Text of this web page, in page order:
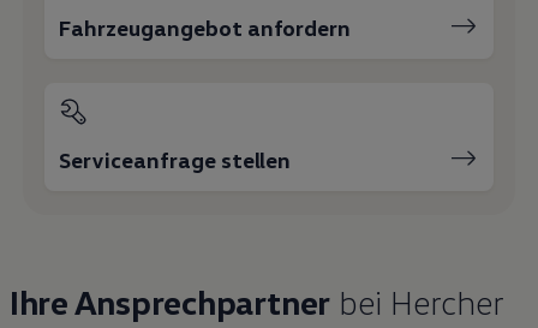
Fahrzeugangebot anfordern
Serviceanfrage stellen
Ihre Ansprechpartner bei Hercher